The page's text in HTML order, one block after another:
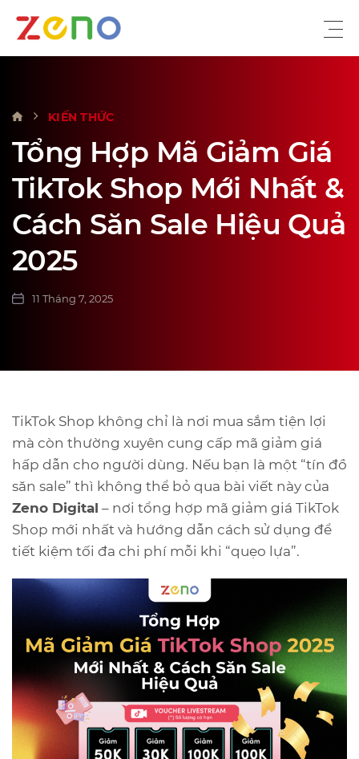
DỊCH VỤ
KIẾN THỨC
SỰ KIỆN
TUYỂN DỤNG
LIÊN HỆ
KIẾN THỨC
Tổng Hợp Mã Giảm Giá
TikTok Shop Mới Nhất &
Cách Săn Sale Hiệu Quả
2025
11 Tháng 7, 2025
TikTok Shop không chỉ là nơi mua sắm tiện lợi
mà còn thường xuyên cung cấp mã giảm giá
hấp dẫn cho người dùng. Nếu bạn là một “tín đồ
săn sale” thì không thể bỏ qua bài viết này của
Zeno Digital – nơi tổng hợp mã giảm giá TikTok
Shop mới nhất và hướng dẫn cách sử dụng để
tiết kiệm tối đa chi phí mỗi khi “quẹo lựa”.